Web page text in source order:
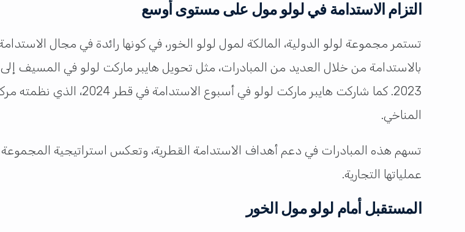
التزام الاستدامة في لولو مول على مستوى أوسع
تستمر مجموعة لولو الدولية، المالكة لمول لولو الخور، في كونها رائدة في مجال
بالاستدامة من خلال العديد من المبادرات، مثل تحويل هايبر ماركت لولو في المسيف
2023. كما شاركت هايبر ماركت
المناخي.
تسهم هذه المبادرات في دعم أهداف الاستدامة القطرية، وتعكس استراتيجية
عملياتها التجارية.
المستقبل أمام لولو مول الخور